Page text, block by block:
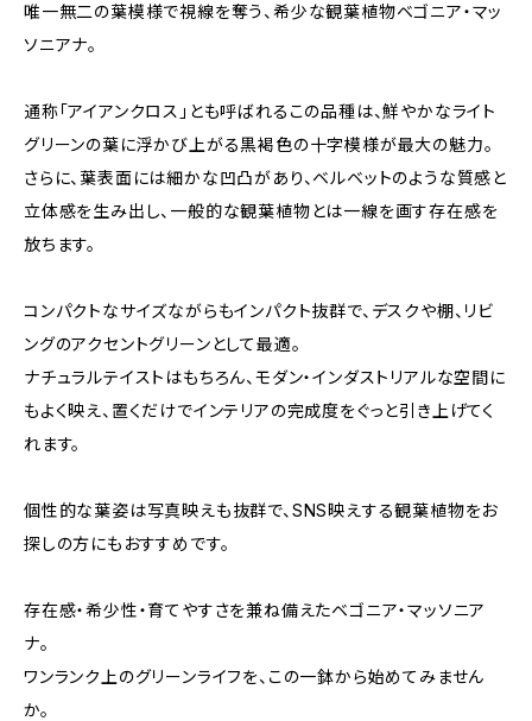
唯一無二の葉模様で視線を奪う、希少な観葉植物ベゴニア・マッ
ソニアナ。
通称「アイアンクロス」とも呼ばれるこの品種は、鮮やかなライト
グリーンの葉に浮かび上がる黒褐色の十字模様が最大の魅力。
さらに、葉表面には細かな凹凸があり、ベルベットのような質感と
立体感を生み出し、一般的な観葉植物とは一線を画す存在感を
放ちます。
コンパクトなサイズながらもインパクト抜群で、デスクや棚、リビ
ングのアクセントグリーンとして最適。
ナチュラルテイストはもちろん、モダン・インダストリアルな空間に
もよく映え、置くだけでインテリアの完成度をぐっと引き上げてく
れます。
個性的な葉姿は写真映えも抜群で、SNS映えする観葉植物をお
探しの方にもおすすめです。
存在感・希少性・育てやすさを兼ね備えたベゴニア・マッソニア
ナ。
ワンランク上のグリーンライフを、この一鉢から始めてみません
か。